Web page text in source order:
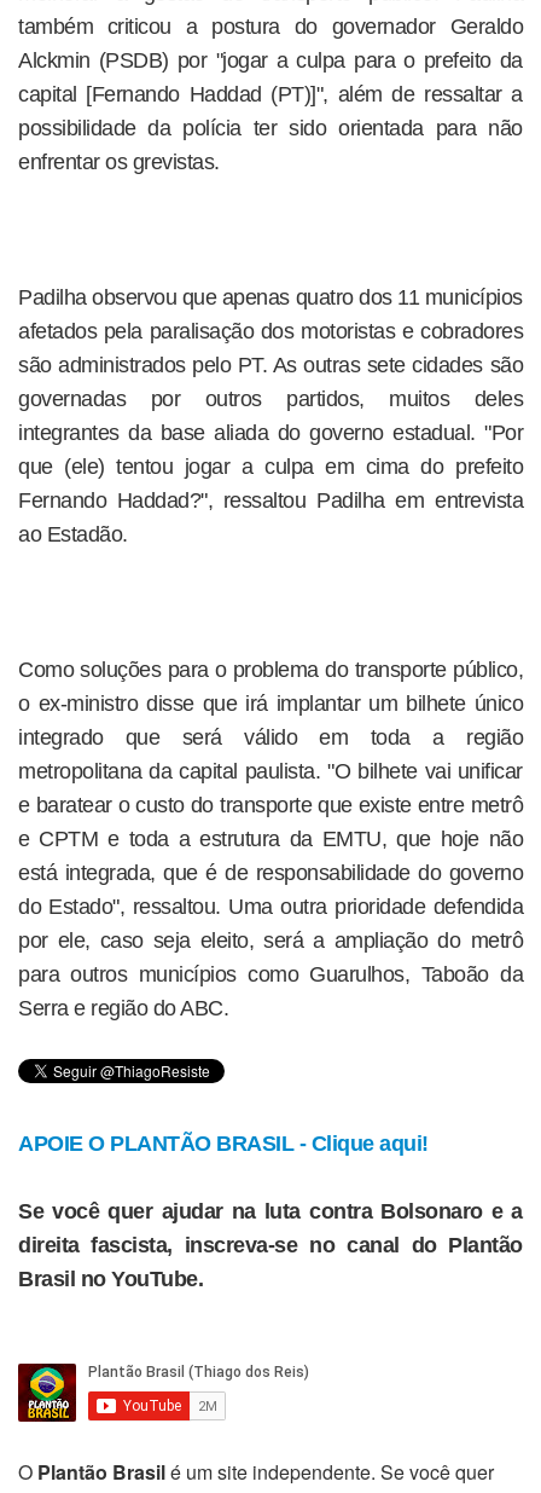
também criticou a postura do governador Geraldo
Alckmin (PSDB) por "jogar a culpa para o prefeito da
capital [Fernando Haddad (PT)]", além de ressaltar a
possibilidade da polícia ter sido orientada para não
enfrentar os grevistas.
Padilha observou que apenas quatro dos 11 municípios
afetados pela paralisação dos motoristas e cobradores
são administrados pelo PT. As outras sete cidades são
governadas por outros partidos, muitos deles
integrantes da base aliada do governo estadual. "Por
que (ele) tentou jogar a culpa em cima do prefeito
Fernando Haddad?", ressaltou Padilha em entrevista
ao Estadão.
Como soluções para o problema do transporte público,
o ex-ministro disse que irá implantar um bilhete único
integrado que será válido em toda a região
metropolitana da capital paulista. "O bilhete vai unificar
e baratear o custo do transporte que existe entre metrô
e CPTM e toda a estrutura da EMTU, que hoje não
está integrada, que é de responsabilidade do governo
do Estado", ressaltou. Uma outra prioridade defendida
por ele, caso seja eleito, será a ampliação do metrô
para outros municípios como Guarulhos, Taboão da
Serra e região do ABC.
APOIE O PLANTÃO BRASIL - Clique aqui!
Se você quer ajudar na luta contra Bolsonaro e a
direita fascista, inscreva-se no canal do Plantão
Brasil no YouTube.
O Plantão Brasilé um site independente. Se você quer